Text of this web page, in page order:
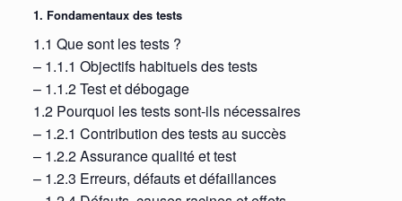
1. Fondamentaux des tests
1.1 Que sont les tests ?
– 1.1.1 Objectifs habituels des tests
– 1.1.2 Test et débogage
1.2 Pourquoi les tests sont-ils nécessaires
– 1.2.1 Contribution des tests au succès
– 1.2.2 Assurance qualité et test
– 1.2.3 Erreurs, défauts et défaillances